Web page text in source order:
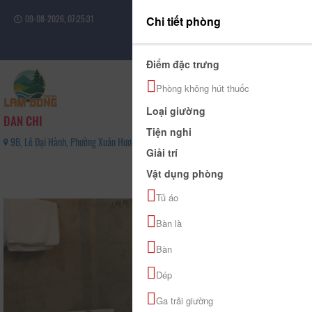
09-08-2026, 07:25:31
Đăng nhập
ĐAN CHI
9B, Lê Đại Hành, Phường Xuân Hương - Đà Lạt, Tỉnh Lâm Đồng - 02633700665
(0 Đánh giá)
Chi tiết phòng
Điểm đặc trưng
Phòng không hút thuốc
Loại giường
Tiện nghi
Giải trí
Vật dụng phòng
Tủ áo
Bàn là
Bàn
Dép
Ga trải giường